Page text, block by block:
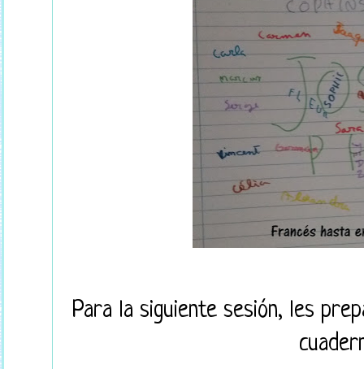
Para la siguiente sesión, les